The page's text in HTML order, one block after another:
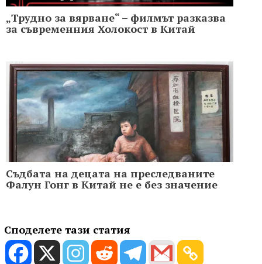
„Трудно за вярване“ – филмът разказва
за съвременния Холoкост в Китай
Съдбата на децата на преследваните
Фалун Гонг в Китай не е без значение
Споделете тази статия